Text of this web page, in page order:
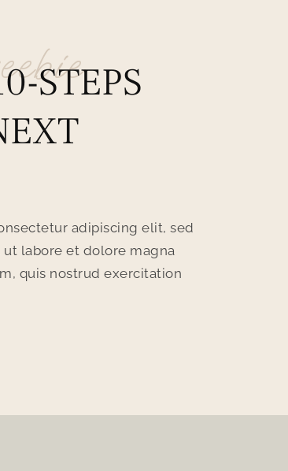
STEPS
adipiscing elit, sed
labore et dolore magna
quis nostrud exercitation